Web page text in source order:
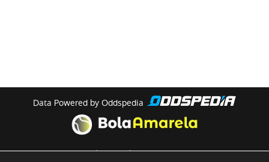
Data Powered by Oddspedia
theme bymeow